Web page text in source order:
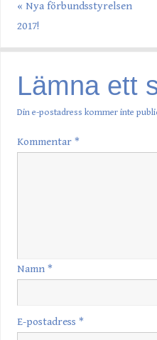
« Nya förbundsstyrelsen
2017!
Lämna ett
Din e-postadress kommer inte
Kommentar *
Namn *
E-postadress *